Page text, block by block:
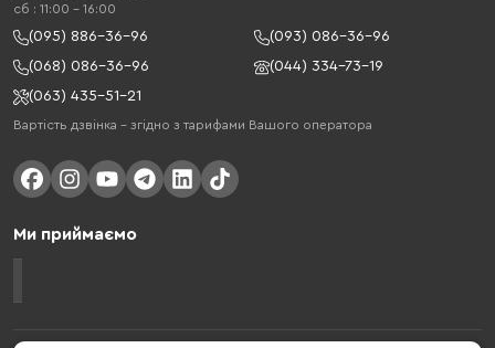
cб : 11:00 - 16:00
(095) 886-36-96
(093) 086-36-96
(068) 086-36-96
(044) 334-73-19
(063) 435-51-21
Вартість дзвінка – згідно з тарифами Вашого оператора
Ми приймаємо